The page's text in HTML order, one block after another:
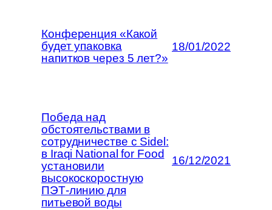
Конференция «Какой
будет упаковка
напитков через 5 лет?»
18/01/2022
Победа над
обстоятельствами в
сотрудничестве с Sidel:
в Iraqi National for Food
установили
высокоскоростную
ПЭТ-линию для
питьевой воды
16/12/2021